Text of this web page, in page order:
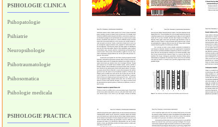
PSIHOLOGIE CLINICA
Psihopatologie
Psihiatrie
Neuropsihologie
Psihotraumatologie
Psihosomatica
Psihologie medicala
PSIHOLOGIE PRACTICA